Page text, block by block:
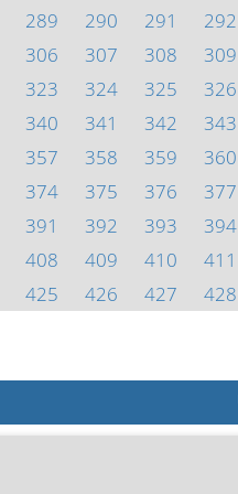
289 290 291
292
306 307 308
309
323 324 325
326
340 341 342
343
357 358 359
360
374 375 376
377
391 392 393
394
408 409 410
411
425 426 427
428